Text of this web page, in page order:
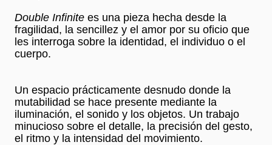
Double Infinite es una pieza hecha desde la
fragilidad, la sencillez y el amor por su oficio que
les interroga sobre la identidad, el individuo o el
cuerpo.
Un espacio prácticamente desnudo donde la
mutabilidad se hace presente mediante la
iluminación, el sonido y los objetos. Un trabajo
minucioso sobre el detalle, la precisión del gesto,
el ritmo y la intensidad del movimiento.